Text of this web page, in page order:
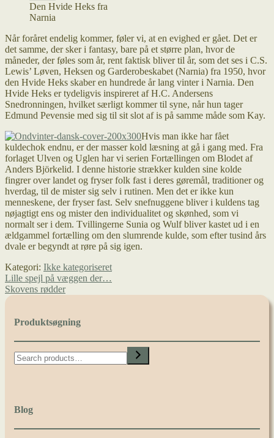
Den Hvide Heks fra
Narnia
Når foråret endelig kommer, føler vi, at en evighed er gået. Det er
det samme, der sker i fantasy, bare på et større plan, hvor de
måneder, der føles som år, rent faktisk bliver til år, som det ses i C.S.
Lewis’ Løven, Heksen og Garderobeskabet (Narnia) fra 1950, hvor
den Hvide Heks skaber en hundrede år lang vinter i Narnia. Den
Hvide Heks er tydeligvis inspireret af H.C. Andersens
Snedronningen, hvilket særligt kommer til syne, når hun tager
Edmund Pevensie med sig til sit slot af is på samme måde som Kay.
Hvis man ikke har fået
kuldechok endnu, er der masser kold læsning at gå i gang med. Fra
forlaget Ulven og Uglen har vi serien Fortællingen om Blodet af
Anders Björkelid. I denne historie strækker kulden sine kolde
fingrer over landet og fryser folk fast i deres gøremål, traditioner og
hverdag, til de mister sig selv i rutinen. Men det er ikke kun
menneskene, der fryser fast. Selv snefnuggene bliver i kuldens tag
nøjagtigt ens og mister den individualitet og skønhed, som vi
normalt ser i dem. Tvillingerne Sunia og Wulf bliver kastet ud i en
ældgammel fortælling om den slumrende kulde, som efter tusind års
dvale er begyndt at røre på sig igen.
Kategori: Ikke kategoriseret
Indlægsnavigation
Forrige
indlæg:
Lille spejl på væggen der…
Næste
indlæg:
Skovens rødder
Produktsøgning
Search
Blog